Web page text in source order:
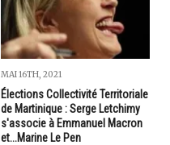
MAI 16TH, 2021
Élections Collectivité Territoriale
de Martinique : Serge Letchimy
s'associe à Emmanuel Macron
et...Marine Le Pen